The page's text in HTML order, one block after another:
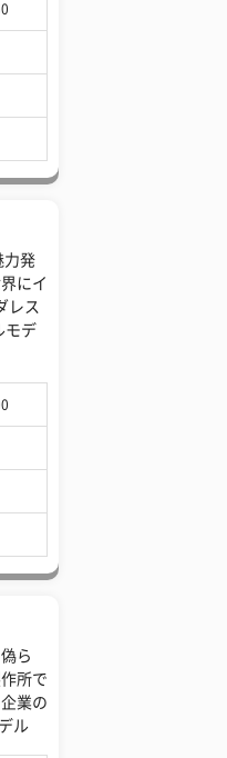
力発
にイ
レス
モデ
ら
所で
業の
ル